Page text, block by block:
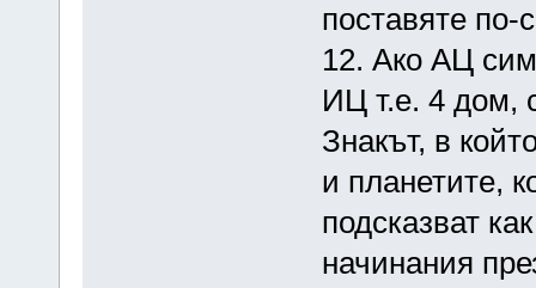
поставяте
12. Ако АЦ
ИЦ т.е. 4 дом,
Знакът, в
и планетите,
подсказват
начинания